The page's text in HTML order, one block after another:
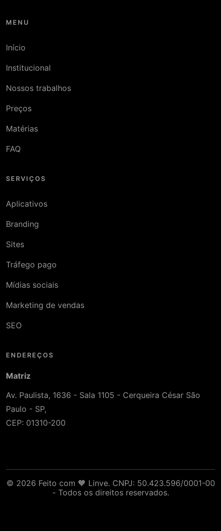
MENU
Início
Institucional
Nossos trabalhos
Preços
Matérias
FAQ
SERVIÇOS
Aplicativos
Branding
Sites
Tráfego pago
Mídias sociais
Marketing de vendas
SEO
ENDEREÇOS
Matriz
Av. Paulista, 1636 - Sala 1105 - Cerqueira César São
Paulo - SP,
CEP: 01310-200
© 2026 Feito com 🧡 Linve. CNPJ: 50.423.596/0001-00
- Todos os direitos reservados.